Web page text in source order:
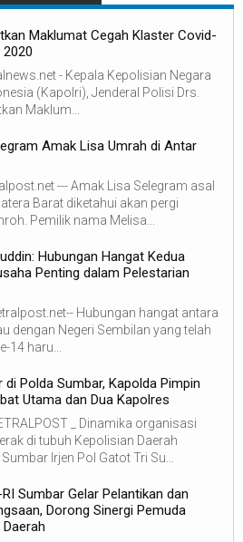
Maklumat Cegah Klaster Covid-
2020
- Kepala Kepolisian Negara
(Kapolri), Jenderal Polisi Drs.
Maklum...
Amak Lisa Umrah di Antar
--- Amak Lisa Selegram asal
Barat diketahui akan pergi
Pemilik nama Melisa...
Hubungan Hangat Kedua
Penting dalam Pelestarian
Hubungan hangat antara
dengan Negeri Sembilan yang telah
14 haru...
di Polda Sumbar, Kapolda Pimpin
Utama dan Dua Kapolres
_ Dinamika organisasi
di tubuh Kepolisian Daerah
Irjen Pol Gatot Tri Su...
Sumbar Gelar Pelantikan dan
Dorong Sinergi Pemuda